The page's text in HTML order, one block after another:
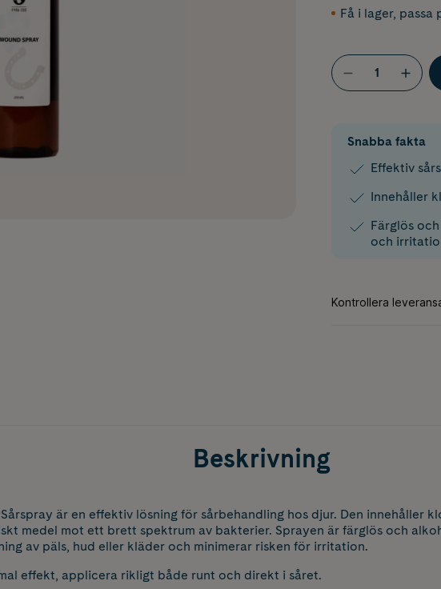
Få i lager, passa
Snabba fakta
Effektiv
Innehåller
Färglös
och
Beskrivning
Sårspray är en effektiv lösning för sårbehandling hos djur. Den innehåller
medel mot ett brett spektrum av bakterier. Sprayen är färglös och
av päls, hud eller kläder och minimerar risken för irritation.
effekt, applicera rikligt både runt och direkt i såret.